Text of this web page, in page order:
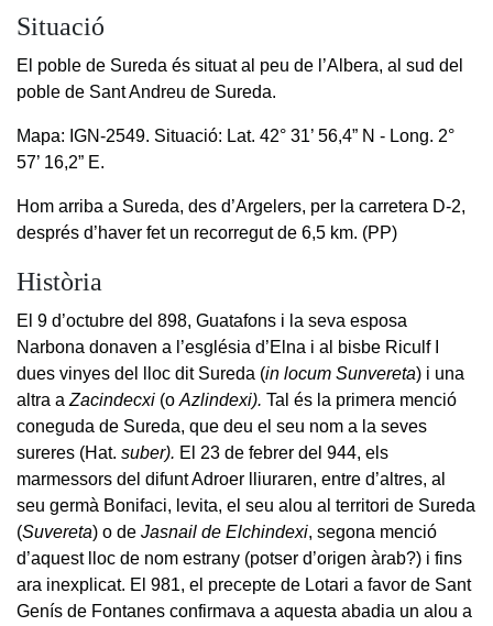
Situació
El poble de Sureda és situat al peu de l’Albera, al sud del
poble de Sant Andreu de Sureda.
Mapa: IGN-2549. Situació: Lat. 42° 31’ 56,4” N - Long. 2°
57’ 16,2” E.
Hom arriba a Sureda, des d’Argelers, per la carretera D-2,
després d’haver fet un recorregut de 6,5 km. (PP)
Història
El 9 d’octubre del 898, Guatafons i la seva esposa
Narbona donaven a l’església d’Elna i al bisbe Riculf I
dues vinyes del lloc dit Sureda (in locum Sunvereta) i una
altra a Zacindecxi (o Azlindexi). Tal és la primera menció
coneguda de Sureda, que deu el seu nom a la seves
sureres (Hat. suber). El 23 de febrer del 944, els
marmessors del difunt Adroer lliuraren, entre d’altres, al
seu germà Bonifaci, levita, el seu alou al territori de Sureda
(Suvereta) o de Jasnail de Elchindexi, segona menció
d’aquest lloc de nom estrany (potser d’origen àrab?) i fins
ara inexplicat. El 981, el precepte de Lotari a favor de Sant
Genís de Fontanes confirmava a aquesta abadia un alou a